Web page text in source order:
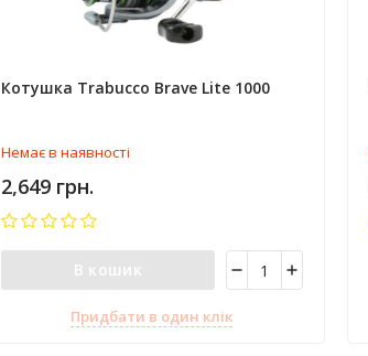
Котушка Trabucco Brave Lite 1000
Немає в наявності
2,649 грн.
В кошик
Придбати в один клік